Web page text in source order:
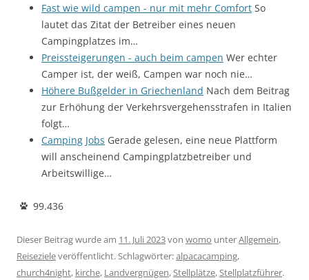
Fast wie wild campen - nur mit mehr Comfort So
lautet das Zitat der Betreiber eines neuen
Campingplatzes im…
Preissteigerungen - auch beim campen Wer echter
Camper ist, der weiß, Campen war noch nie…
Höhere Bußgelder in Griechenland Nach dem Beitrag
zur Erhöhung der Verkehrsvergehensstrafen in Italien
folgt…
Camping Jobs Gerade gelesen, eine neue Plattform
will anscheinend Campingplatzbetreiber und
Arbeitswillige…
99.436
Dieser Beitrag wurde am 11. Juli 2023von womo unterAllgemein,
Reisezieleveröffentlicht. Schlagwörter:alpacacamping,
church4night, kirche, Landvergnügen,Stellplätze,Stellplatzführer.